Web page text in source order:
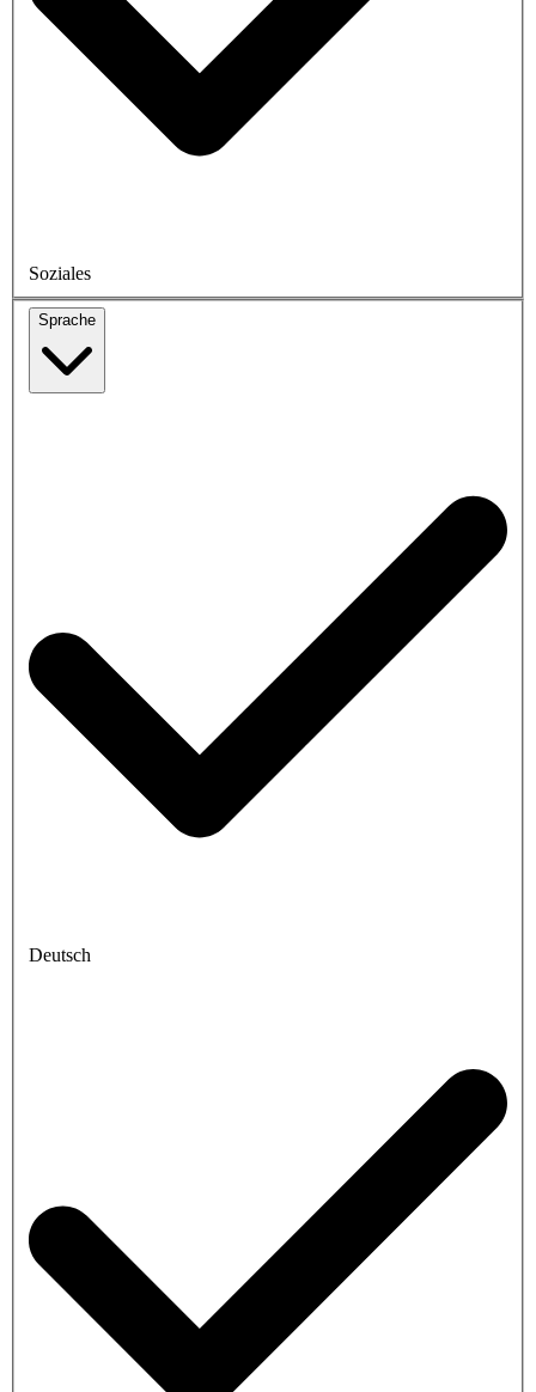
Soziales
Sprache
Deutsch